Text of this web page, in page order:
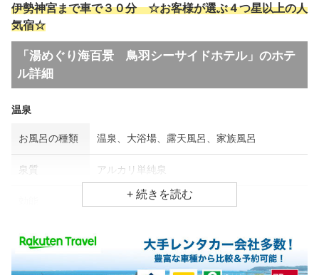
伊勢神宮まで車で３０分 ☆お客様が選ぶ４つ星以上の人
気宿☆
「湯めぐり海百景 鳥羽シーサイドホテル」のホテ
ル詳細
温泉
お風呂の種類 温泉、大浴場、露天風呂、家族風呂
泉質 アルカリ単純泉
筋肉痛、神経痛、慢性消化器病
食事場所
朝食 レストラン(バイキング)